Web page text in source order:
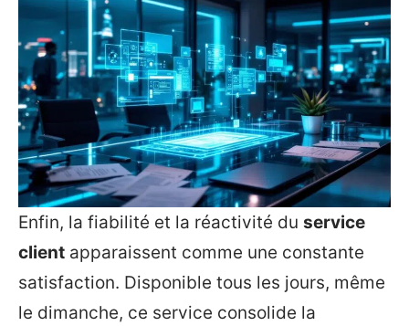
Enfin, la fiabilité et la réactivité du service
client apparaissent comme une constante
satisfaction. Disponible tous les jours, même
le dimanche, ce service consolide la